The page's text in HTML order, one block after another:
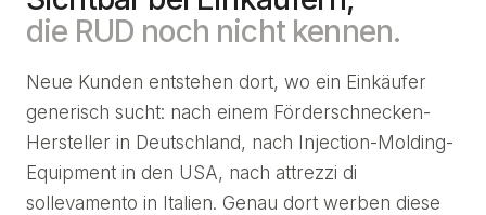
die RUD noch nicht kennen.
Neue Kunden entstehen dort, wo ein Einkäufer
generisch sucht: nach einem Förderschnecken-
Hersteller in Deutschland, nach Injection-Molding-
Equipment in den USA, nach attrezzi di
sollevamento in Italien. Genau dort werben diese